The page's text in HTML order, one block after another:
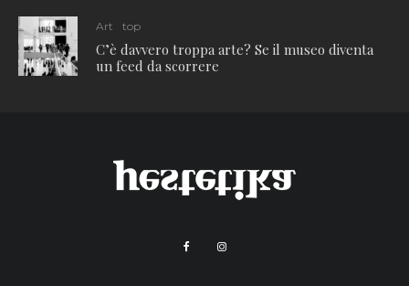
Art top
C’è davvero troppa arte? Se il museo diventa
un feed da scorrere